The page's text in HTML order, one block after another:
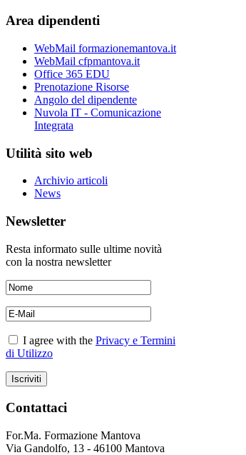
Area dipendenti
WebMail formazionemantova.it
WebMail cfpmantova.it
Office 365 EDU
Prenotazione Risorse
Angolo del dipendente
Nuvola IT - Comunicazione
Integrata
Utilità sito web
Archivio articoli
News
Newsletter
Resta informato sulle ultime novità
con la nostra newsletter
I agree with the Privacy e Termini
di Utilizzo
Contattaci
For.Ma. Formazione Mantova
Via Gandolfo, 13 - 46100 Mantova